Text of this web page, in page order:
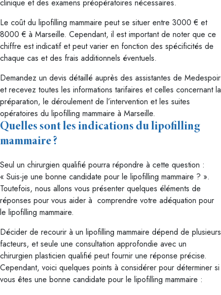
clinique et des examens préopératoires nécessaires.
Le coût du lipofilling mammaire peut se situer entre 3000 € et
8000 € à Marseille. Cependant, il est important de noter que ce
chiffre est indicatif et peut varier en fonction des spécificités de
chaque cas et des frais additionnels éventuels.
Demandez un devis détaillé auprès des assistantes de Medespoir
et recevez toutes les informations tarifaires et celles concernant la
préparation, le déroulement de l’intervention et les suites
opératoires du lipofilling mammaire à Marseille.
Quelles sont les indications du lipofilling
mammaire ?
Seul un chirurgien qualifié pourra répondre à cette question :
« Suis-je une bonne candidate pour le lipofilling mammaire ? ».
Toutefois, nous allons vous présenter quelques éléments de
réponses pour vous aider à comprendre votre adéquation pour
le lipofilling mammaire.
Décider de recourir à un lipofilling mammaire dépend de plusieurs
facteurs, et seule une consultation approfondie avec un
chirurgien plasticien qualifié peut fournir une réponse précise.
Cependant, voici quelques points à considérer pour déterminer si
vous êtes une bonne candidate pour le lipofilling mammaire :